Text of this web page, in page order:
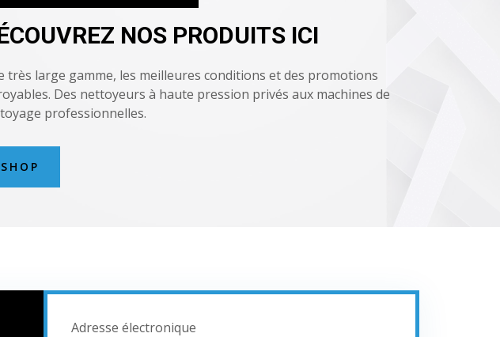
NOS PRODUITS ICI
très large gamme, les meilleures conditions et des promotions
Des nettoyeurs à haute pression privés aux machines de
professionnelles.
SHOP
Adresse électronique